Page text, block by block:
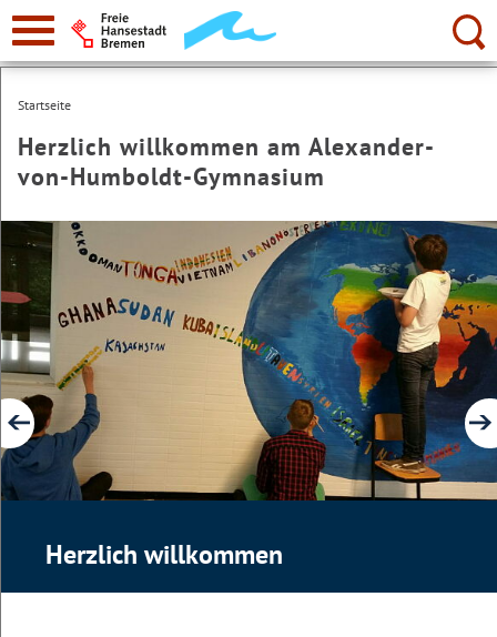
zur
Navigation
Suche:
Startseite
Herzlich willkommen am Alexander-
von-Humboldt-Gymnasium
Herzlich willkommen